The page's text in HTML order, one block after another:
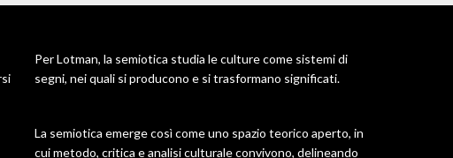
Per Lotman, la semiotica studia le culture come sistemi di
segni, nei quali si producono e si trasformano significati.
La semiotica emerge così come uno spazio teorico aperto, in
cui metodo, critica e analisi culturale convivono, delineando